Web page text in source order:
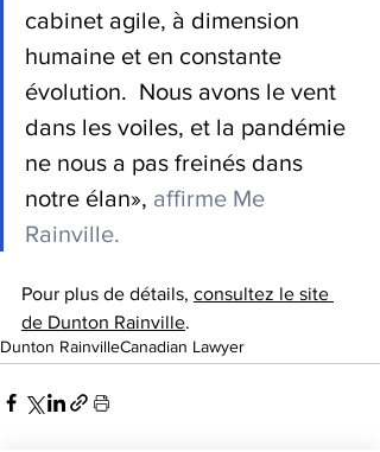
cabinet agile, à dimension
humaine et en constante
évolution.  Nous avons le vent
dans les voiles, et la pandémie
ne nous a pas freinés dans
notre élan», affirme Me
Rainville.
Pour plus de détails, consultez le site
de Dunton Rainville.
Dunton RainvilleCanadian Lawyer